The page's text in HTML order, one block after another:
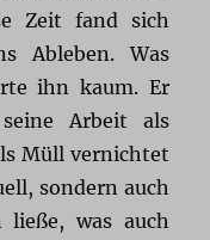
Zeit fand sich
Ableben. Was
ihn kaum. Er
Arbeit als
Müll vernichtet
sondern auch
ließe, was auch